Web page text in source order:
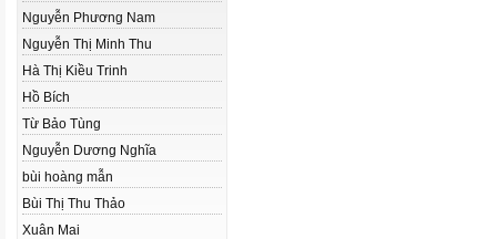
Nguyễn Phương Nam
Nguyễn Thị Minh Thu
Hà Thị Kiều Trinh
Hồ Bích
Từ Bảo Tùng
Nguyễn Dương Nghĩa
bùi hoàng mẫn
Bùi Thị Thu Thảo
Xuân Mai